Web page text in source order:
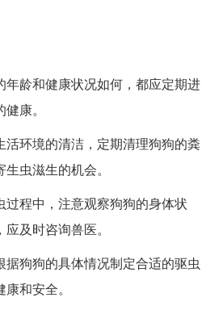
年龄和健康状况如何，都应定期进
康。
活环境的清洁，定期清理狗狗的粪
虫滋生的机会。
过程中，注意观察狗狗的身体状
及时咨询兽医。
据狗狗的具体情况制定合适的驱虫
和安全。